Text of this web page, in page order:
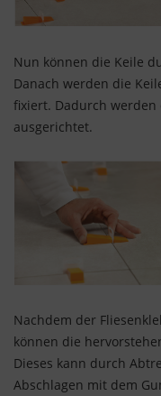
Nun können die Keile
Danach werden die
fixiert. Dadurch werden
ausgerichtet.
Nachdem der
können die
Dieses kann durch
Abschlagen mit dem